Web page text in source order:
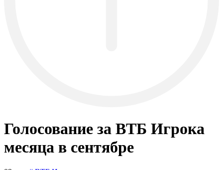
Голосование за ВТБ Игрока
месяца в сентябре